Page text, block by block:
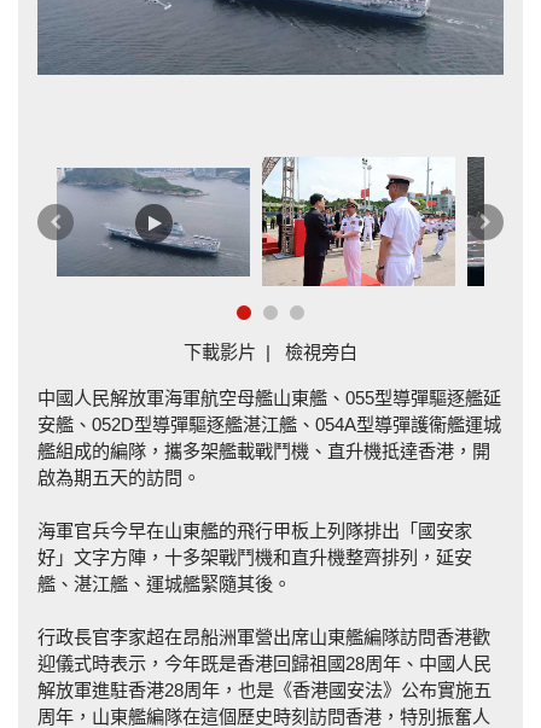
Video
下
一
上
一
下載影片 | 檢視旁白
中國人民解放軍海軍航空母艦山東艦、055型導彈驅逐艦延
安艦、052D型導彈驅逐艦湛江艦、054A型導彈護衞艦運城
艦組成的編隊，攜多架艦載戰鬥機、直升機抵達香港，開
啟為期五天的訪問。
海軍官兵今早在山東艦的飛行甲板上列隊排出「國安家
好」文字方陣，十多架戰鬥機和直升機整齊排列，延安
艦、湛江艦、運城艦緊隨其後。
行政長官李家超在昂船洲軍營出席山東艦編隊訪問香港歡
迎儀式時表示，今年既是香港回歸祖國28周年、中國人民
解放軍進駐香港28周年，也是《香港國安法》公布實施五
周年，山東艦編隊在這個歷史時刻訪問香港，特別振奮人